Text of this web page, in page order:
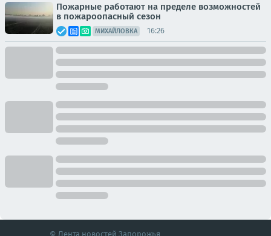
Пожарные работают на пределе возможностей
в пожароопасный сезон
МИХАЙЛОВКА 16:26
© Лента новостей Запорожья